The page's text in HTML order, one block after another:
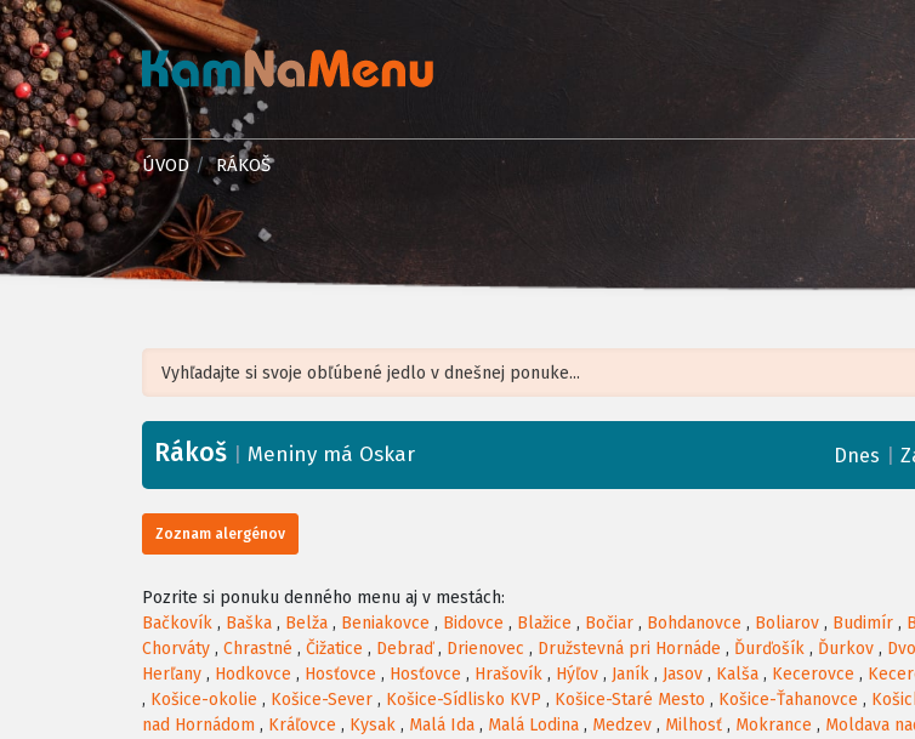
ÚVOD RÁKOŠ
+
−
Rákoš Meniny má Oskar Dnes
Zoznam alergénov
Pozrite si ponuku denného menu aj v mestách:
Bačkovík , Baška , Belža , Beniakovce , Bidovce , Blažice , Bočiar , Bohdanovce , Boliarov , Budimír ,
Chorváty , Chrastné , Čižatice , Debraď, Drienovec , Družstevná pri Hornáde , Ďurďošík , Ďurkov ,
Herľany , Hodkovce , Hosťovce , Hosťovce , Hrašovík , Hýľov , Janík , Jasov , Kalša , Kecerovce ,
, Košice-okolie , Košice-Sever , Košice-Sídlisko KVP , Košice-Staré Mesto , Košice-Ťahanovce ,
nad Hornádom , Kráľovce , Kysak , Malá Ida , Malá Lodina , Medzev , Milhosť , Mokrance , Moldava